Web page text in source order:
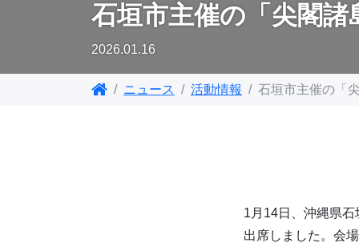
石垣市主催の「尖閣
2026.01.16
ニュース 活動情報 石垣市主催の「
1月14日、沖縄県
出席しました。会